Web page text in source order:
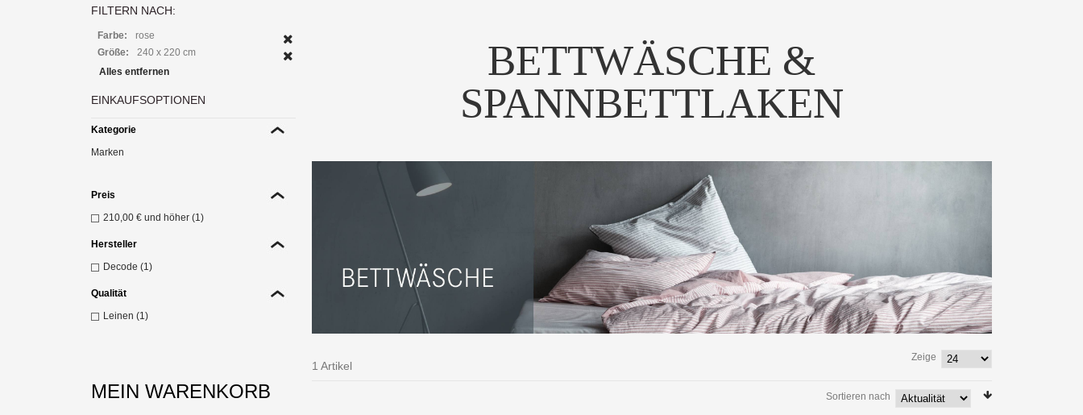
BETTWÄSCHE &
SPANNBETTLAKEN
1 Artikel
Zeige
Sortieren nach
FILTERN NACH:
Farbe:
rose
Größe:
240 x 220 cm
Alles entfernen
EINKAUFSOPTIONEN
Kategorie
Marken
Preis
210,00 € und höher (1)
Hersteller
Decode (1)
Qualität
Leinen (1)
MEIN WARENKORB